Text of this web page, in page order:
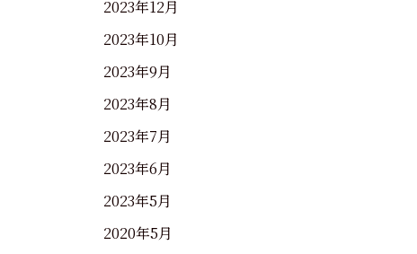
2023年12月
2023年10月
2023年9月
2023年8月
2023年7月
2023年6月
2023年5月
2020年5月